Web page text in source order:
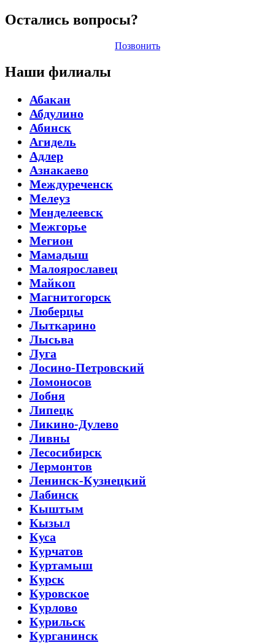
Остались вопросы?
Позвонить
Наши филиалы
Абакан
Абдулино
Абинск
Агидель
Адлер
Азнакаево
Междуреченск
Мелеуз
Менделеевск
Межгорье
Мегион
Мамадыш
Малоярославец
Майкоп
Магнитогорск
Люберцы
Лыткарино
Лысьва
Луга
Лосино-Петровский
Ломоносов
Лобня
Липецк
Ликино-Дулево
Ливны
Лесосибирск
Лермонтов
Ленинск-Кузнецкий
Лабинск
Кыштым
Кызыл
Куса
Курчатов
Куртамыш
Курск
Куровское
Курлово
Курильск
Курганинск